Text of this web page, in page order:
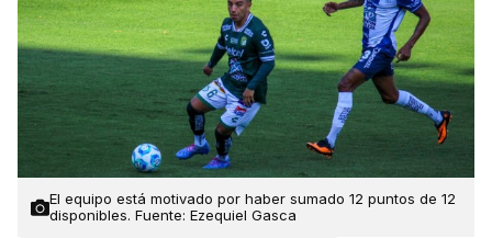
El equipo está motivado por haber sumado 12 puntos de 12
disponibles. Fuente: Ezequiel Gasca